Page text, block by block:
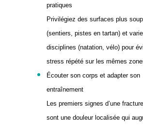
pratiques
Privilégiez des surfaces plus
(sentiers, pistes en tartan) et
disciplines (natation, vélo) pour
stress répété sur les mêmes
Écouter son corps et adapter son
entraînement
Les premiers signes d’une
sont une douleur localisée qui